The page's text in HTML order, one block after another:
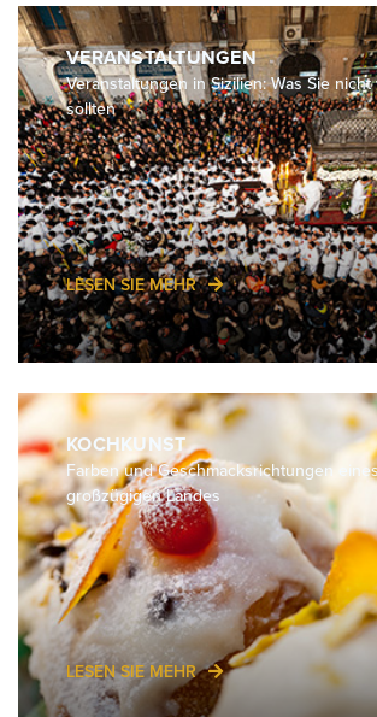
VERANSTALTUNGEN
Veranstaltungen in Sizilien: Was Sie
sollten
LESEN SIE MEHR
KOCHKUNST
Farben und Geschmacksrichtungen
großzügigen Landes
LESEN SIE MEHR